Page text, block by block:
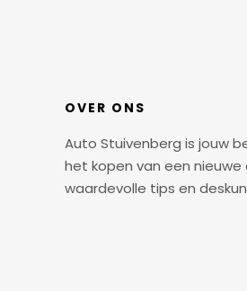
OVER ONS
Auto Stuivenberg is jouw
het kopen van een nieuwe
waardevolle tips en